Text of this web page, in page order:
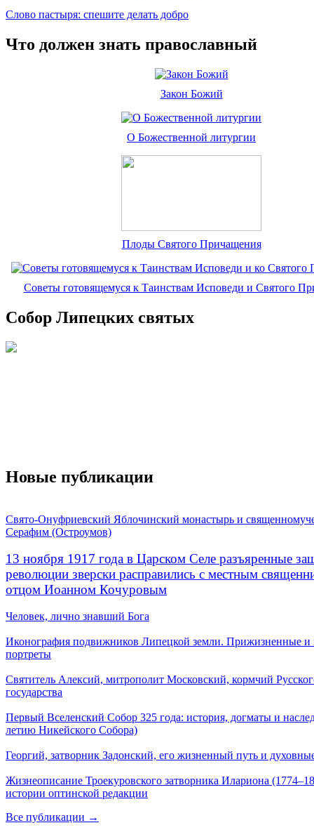
Слово пастыря: спешите делать добро
Что должен знать православный
Закон Божий
О Божественной литургии
Плоды Святого Причащения
Советы готовящемуся к Таинствам Исповеди и Святого
Собор Липецких святых
Новые публикации
Свято-Онуфриевский Яблочинский монастырь и
Серафим (Остроумов)
13 ноября 1917 года в Царском Селе разъяренные
революции зверски расправились с местным
отцом Иоанном Кочуровым
Человек, лично знавший Бога
Иконография подвижников Липецкой земли. Прижизненные и
портреты
Святитель Алексий, митрополит Московский, кормчий
государства
Первый Вселенский Собор 325 года: история, догматы и
летию Никейского Собора)
Георгий, затворник Задонский, его жизненный путь и
Жизнеописание Троекуровского затворника Илариона
истории оптинской редакции
Все публикации →